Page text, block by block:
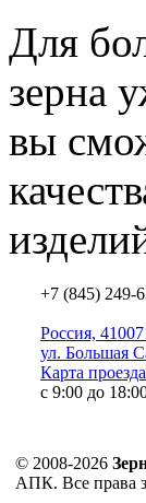
Для
зерна
вы
+7 (845) 249-
Россия,
ул. Большая
Карта проезда
с 9:00 до
© 2008-2026
АПК. Все права